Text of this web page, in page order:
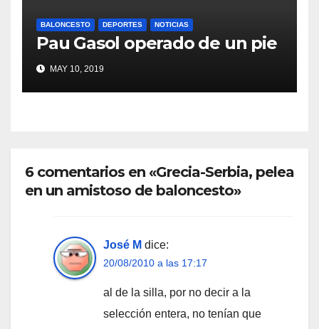
BALONCESTO DEPORTES NOTICIAS
Pau Gasol operado de un pie
MAY 10, 2019
6 comentarios en «Grecia-Serbia, pelea
en un amistoso de baloncesto»
José M dice:
20/08/2010 a las 17:17
al de la silla, por no decir a la
selección entera, no tenían que